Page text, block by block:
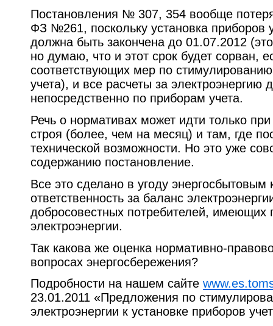
Постановления № 307, 354 вообще
ФЗ №261, поскольку установка приборов
должна быть закончена до 01.07.2012
но думаю, что и этот срок будет сорван,
соответствующих мер по
учета), и все расчеты за электроэнергию
непосредственно по приборам учета.
Речь о нормативах может идти только
строя (более, чем на месяц) и там, где
технической возможности. Но это уже
содержанию постановление.
Все это сделано в угоду
ответственность за баланс
добросовестных потребителей, имеющих
электроэнергии.
Так какова же оценка нормативно-
вопросах энергосбережения?
Подробности на нашем сайте
23.01.2011 «Предложения по
электроэнергии к установке приборов